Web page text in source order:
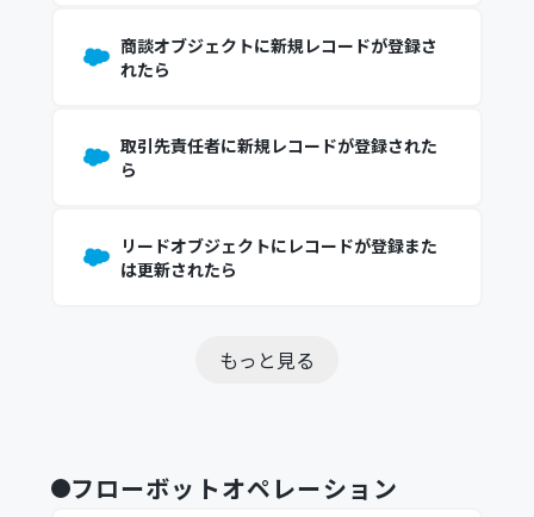
商談オブジェクトに新規レコードが登録さ
れたら
取引先責任者に新規レコードが登録された
ら
リードオブジェクトにレコードが登録また
は更新されたら
もっと見る
フローボットオペレーション